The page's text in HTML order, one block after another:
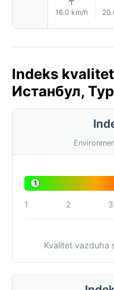
16.0 km/h
Indeks
Истанбул,
1
1 2 3
Kvalitet vazduha